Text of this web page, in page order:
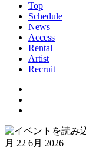
Top
Schedule
News
Access
Rental
Artist
Recruit
月 22 6月 2026